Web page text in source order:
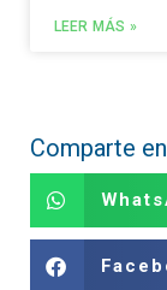
LEER MÁS »
Comparte